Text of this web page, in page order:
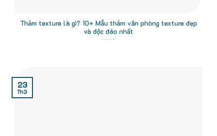
Thảm texture là gì? 10+ Mẫu thảm văn phòng texture đẹp
và độc đáo nhất
23
Th3